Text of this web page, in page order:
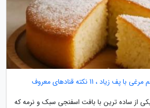
، 11 نکته قنادهای معروف
از ساده ترین با بافت اسفنجی سبک و نرمه که